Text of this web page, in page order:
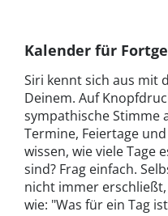
Kalender für
Siri kennt sich aus mit
Deinem. Auf
sympathische Stimme
Termine, Feiertage
wissen, wie viele Tage
sind? Frag einfach.
nicht immer
wie: "Was für ein Tag